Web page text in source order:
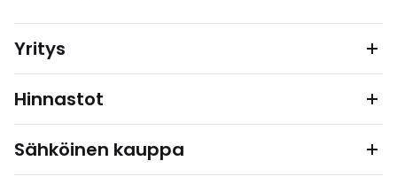
Yritys
Hinnastot
Sähköinen kauppa